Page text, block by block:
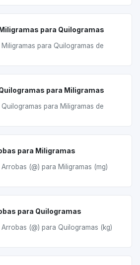
para Quilogramas
para Quilogramas de
para Miligramas
para Miligramas de
para Miligramas
(@) para Miligramas (mg)
para Quilogramas
(@) para Quilogramas (kg)